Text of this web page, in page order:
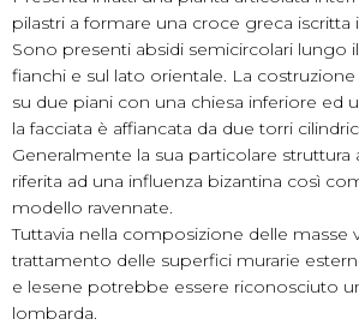
pilastri a formare una croce greca iscritta
Sono presenti absidi semicircolari lungo
fianchi e sul lato orientale. La
su due piani con una chiesa inferiore ed
la facciata è affiancata da due torri
Generalmente la sua particolare struttura
riferita ad una influenza bizantina così
modello ravennate.
Tuttavia nella composizione delle masse
trattamento delle superfici murarie
e lesene potrebbe essere riconosciuto
lombarda.